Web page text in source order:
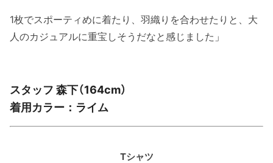
1枚でスポーティめに着たり、羽織りを合わせたりと、大
人のカジュアルに重宝しそうだなと感じました 」
スタッフ 森下（164cm）
着用カラー：ライム
Tシャツ